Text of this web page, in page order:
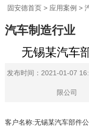
固安德首页 > 应用案例 >
汽车制造行业
无锡某汽车
发布时间：2021-01-07
限公司
客户名称:无锡某汽车部件公